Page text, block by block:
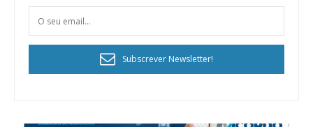
Subscrever Newsletter!